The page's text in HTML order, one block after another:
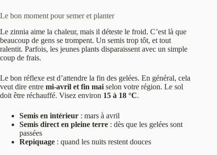
Le bon moment pour semer et planter
Le zinnia aime la chaleur, mais il déteste le froid. C’est là que
beaucoup de gens se trompent. Un semis trop tôt, et tout
ralentit. Parfois, les jeunes plants disparaissent avec un simple
coup de frais.
Le bon réflexe est d’attendre la fin des gelées. En général, cela
veut dire entre mi-avril et fin mai selon votre région. Le sol
doit être réchauffé. Visez environ 15 à 18 °C.
Semis en intérieur : mars à avril
Semis direct en pleine terre : dès que les gelées sont
passées
Repiquage : quand les nuits restent douces